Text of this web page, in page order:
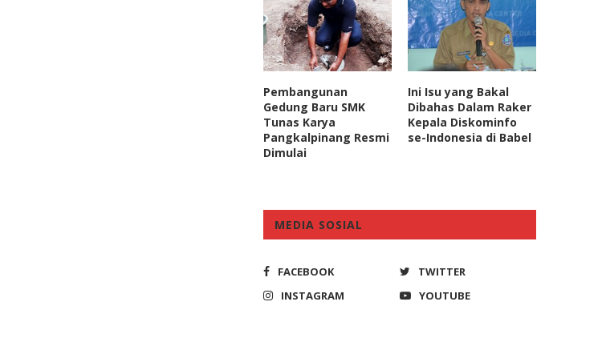
Pembangunan
Gedung Baru SMK
Tunas Karya
Pangkalpinang Resmi
Dimulai
Ini Isu yang Bakal
Dibahas Dalam Raker
Kepala Diskominfo
se-Indonesia di Babel
MEDIA SOSIAL
FACEBOOK
TWITTER
INSTAGRAM
YOUTUBE